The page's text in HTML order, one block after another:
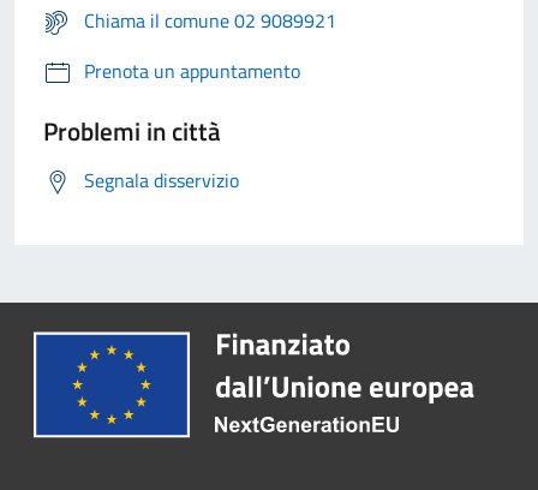
Chiama il comune 02 9089921
Prenota un appuntamento
Problemi in città
Segnala disservizio